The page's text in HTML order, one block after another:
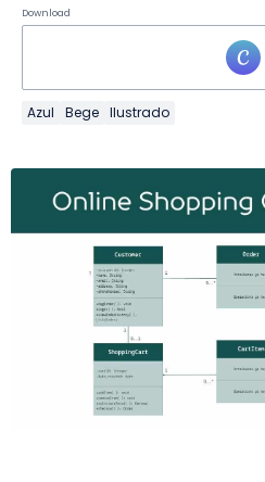
Download
Azul Bege Ilustrado